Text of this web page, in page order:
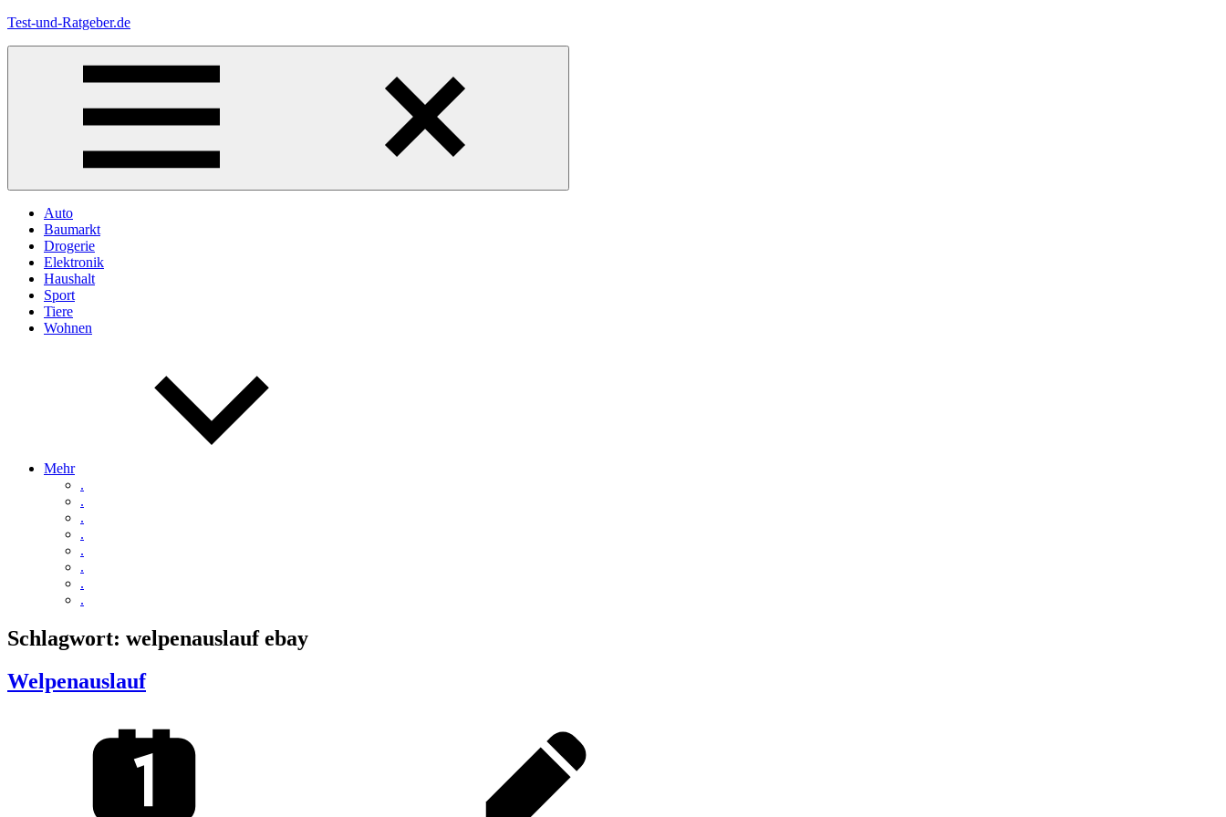
Zum
Test-und-Ratgeber.de
Menü
Auto
Baumarkt
Drogerie
Elektronik
Haushalt
Sport
Tiere
Wohnen
Mehr
.
.
.
.
.
.
.
.
Schlagwort: welpenauslauf ebay
Welpenauslauf